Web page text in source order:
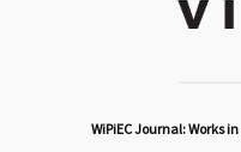
WiPiEC Journal: Works